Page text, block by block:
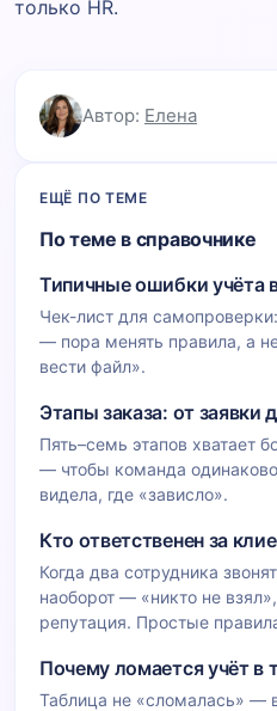
только HR.
Автор: Елена
ЕЩЁ ПО ТЕМЕ
По теме в справочнике
Типичные ошибки учёта
Чек-лист для
— пора менять правила, а
вести файл».
Этапы заказа: от заявки
Пять–семь этапов хватает
— чтобы команда
видела, где «зависло».
Кто ответственен за
Когда два сотрудника
наоборот — «никто не
репутация. Простые
Почему ломается учёт в
Таблица не «сломалась» —